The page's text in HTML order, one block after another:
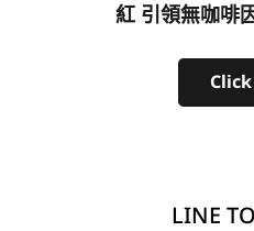
紅 引領無咖啡
LINE